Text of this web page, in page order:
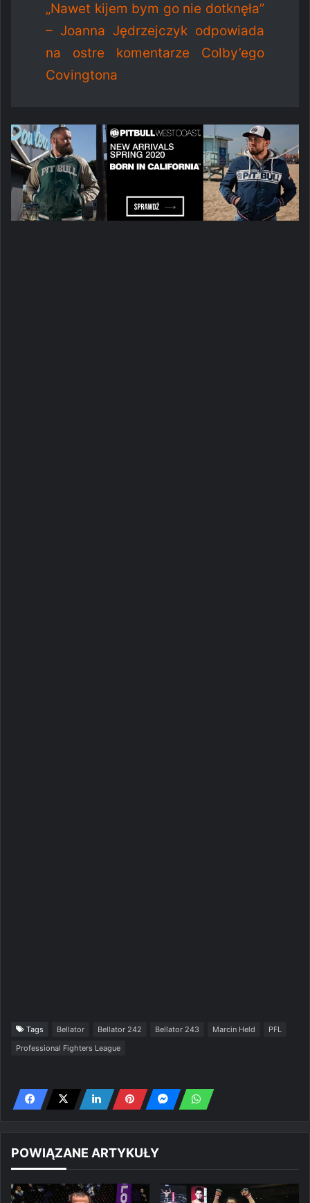
„Nawet kijem bym go nie dotknęła”
– Joanna Jędrzejczyk odpowiada
na ostre komentarze Colby’ego
Covingtona
Tags Bellator Bellator 242 Bellator 243 Marcin Held
PFL
Professional Fighters League
POWIĄZANE ARTYKUŁY